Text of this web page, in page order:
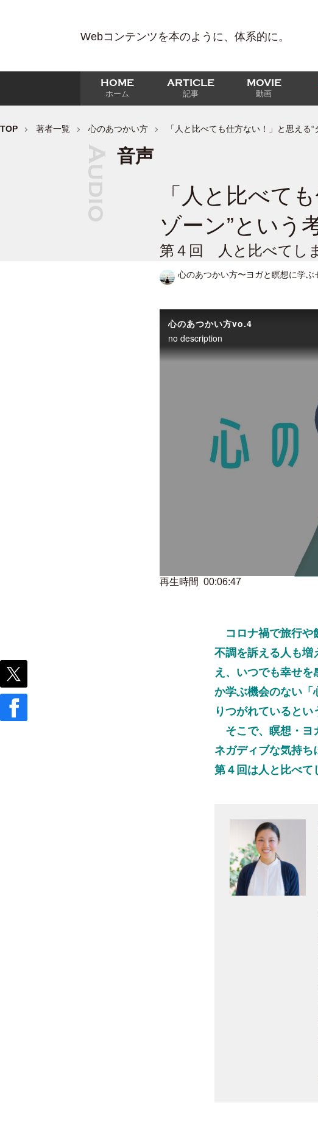
Webコンテンツを本のように、体系的に。
HOME
ホーム
ARTICLE
記事
MOVIE
動画
TOP 著者一覧 心のあつかい方 「人と比べても仕方ない！」と思える
音声
「人と比べて
ゾーン”という
第４回 人と比べてし
心のあつかい方〜ヨガと瞑想に学ぶ
心のあつかい方vo.4
no description
再生時間 00:06:47
コロナ禍で旅行や
不調を訴える人も増
え、いつでも幸せ
か学ぶ機会のない「
りつがれているとい
そこで、瞑想・ヨ
ネガディブな気持ち
第４回は人と比べて